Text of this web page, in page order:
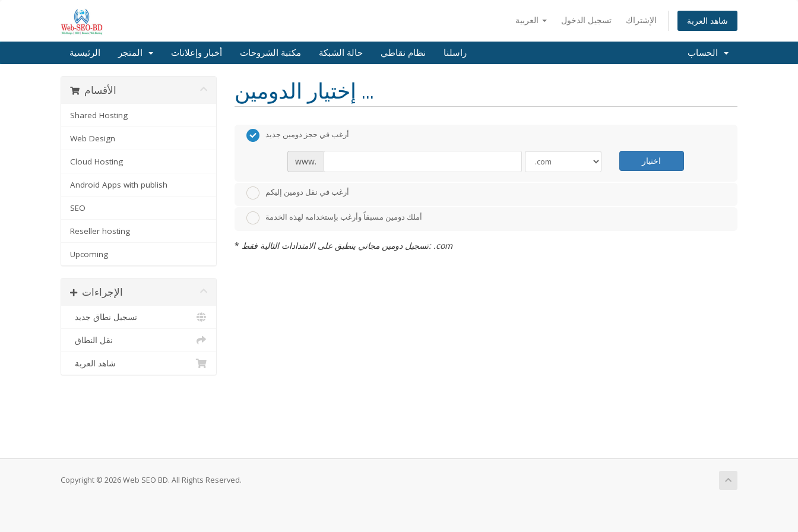
تسجيل الدخول الإشتراك شاهد العربة
الرئيسية أخبار وإعلانات مكتبة الشروحات حالة الشبكة نظام نقاطي راسلنا
إختيار الدومين ... الأقسام
Shared Hosting
Web Design
Cloud Hosting
Android Apps with publish
SEO
Reseller hosting
Upcoming
الإجراءات
تسجيل نطاق جديد
نقل النطاق
شاهد العربة
أرغب في حجز دومين جديد
www. اختيار
أرغب في نقل دومين إليكم
أملك دومين مسبقاً وأرغب بإستخدامه لهذه الخدمة
* تسجيل دومين مجاني ينطبق على الامتدادات التالية فقط: .com
Copyright © 2026 Web SEO BD. All Rights Reserved.